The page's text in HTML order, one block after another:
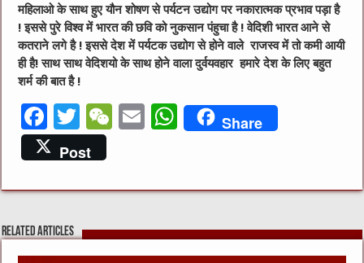
महिलाओ के साथ हुए यौन शोषण से पर्यटन उद्योग पर नकारात्मक प्रभाव पड़ा है
! इससे पुरे विश्व में भारत की छवि को नुकसान पंहुचा है ! वेदिशी भारत आने से
कतराने लगे है ! इससे देश में पर्यटक उद्योग से होने वाले राजस्व में तो कमी आयी
ही है! साथ साथ वेदिशयो के साथ होने वाला दुर्वयवहार हमारे देश के लिए बहुत
शर्म की बात है !
F
a
c
e
b
o
T
w
it
te
W
h
E
l
W
s
p
Share
Post
Related Articles